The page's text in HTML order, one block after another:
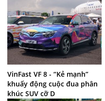
VinFast VF 8 - “Kẻ mạnh”
khuấy động cuộc đua phân
khúc SUV cỡ D